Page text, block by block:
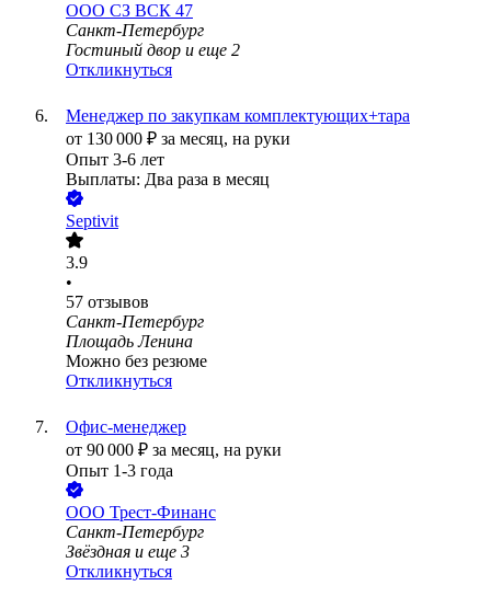
ООО СЗ ВСК 47
Санкт-Петербург
Гостиный двор и еще 2
Откликнуться
Менеджер по закупкам комплектующих+тара
от 130 000 ₽ за месяц, на руки
Опыт 3-6 лет
Выплаты: Два раза в месяц
Septivit
3.9
•
57 отзывов
Санкт-Петербург
Площадь Ленина
Можно без резюме
Откликнуться
Офис-менеджер
от 90 000 ₽ за месяц, на руки
Опыт 1-3 года
ООО Трест-Финанс
Санкт-Петербург
Звёздная и еще 3
Откликнуться